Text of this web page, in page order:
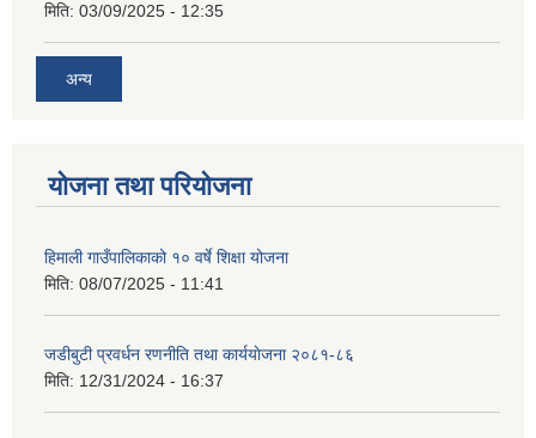
मिति: 03/09/2025 - 12:35
अन्य
योजना तथा परियोजना
हिमाली गाउँपालिकाको १० वर्षे शिक्षा योजना
मिति: 08/07/2025 - 11:41
जडीबुटी प्रवर्धन रणनीति तथा कार्ययाेजना २०८१-८६
मिति: 12/31/2024 - 16:37